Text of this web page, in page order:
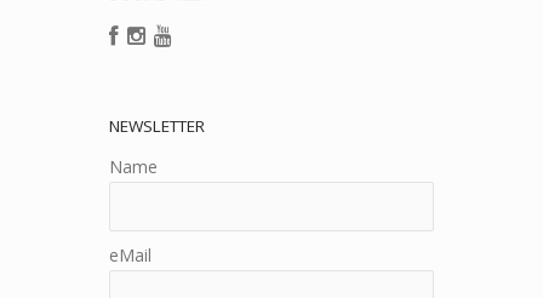
NEWSLETTER
Name
eMail